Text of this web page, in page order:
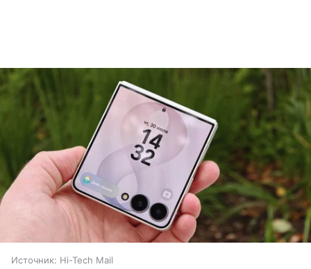
Источник: Hi-Tech Mail